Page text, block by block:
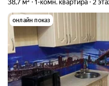
38,7 м² 1-комн. квартира 2
онлайн показ